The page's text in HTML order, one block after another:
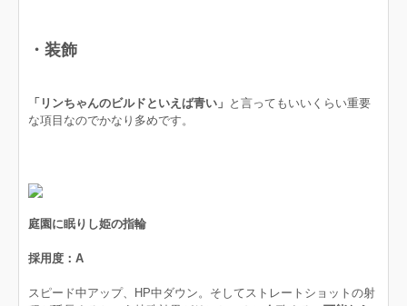
・装飾
「リンちゃんのビルドといえば青い」 と言ってもいいくらい重要
な項目なのでかなり多めです。
庭園に眠りし姫の指輪
採用度：A
スピード中アップ、HP中ダウン。そしてストレートショットの射